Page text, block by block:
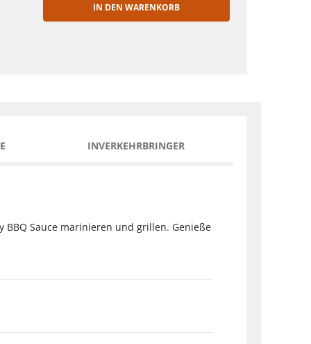
IN DEN WARENKORB
INVERKEHRBRINGER
BBQ Sauce marinieren und grillen. Genieße